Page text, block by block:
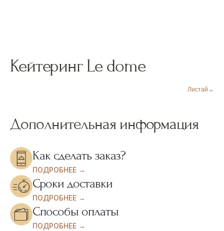
Кейтеринг Le dome
Листай→
Дополнительная информация
Как сделать заказ?
ПОДРОБНЕЕ →
Сроки доставки
ПОДРОБНЕЕ →
Способы оплаты
ПОДРОБНЕЕ →